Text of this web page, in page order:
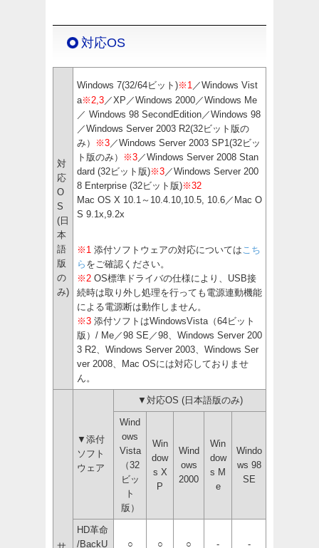
対応OS
対
応
O
S
(日
本
語
版
の
み)
Windows 7(32/64ビット)※1 ／Windows Vist
a※2,3 ／XP／Windows 2000／Windows Me
／ Windows 98 SecondEdition／Windows 98
／Windows Server 2003 R2(32ビット版の
み）
※3 ／Windows Server 2003 SP1(32ビッ
ト版のみ）
※3 ／Windows Server 2008 Stan
dard (32ビット版)※3 ／Windows Server 200
8 Enterprise (32ビット版)※32
Mac OS X 10.1～10.4.10,10.5, 10.6／Mac O
S 9.1x,9.2x
※1 添付ソフトウェアの対応については こち
ら をご確認ください。
※2 OS標準ドライバの仕様により、USB接
続時は取り外し処理を行っても電源連動機能
による電源断は動作しません。
※3 添付ソフトはWindowsVista（64ビット
版）/ Me／98 SE／98、Windows Server 200
3 R2、Windows Server 2003、Windows Ser
ver 2008、Mac OSには対応しておりませ
ん。
▼添付
ソフト
ウェア
▼対応OS (日本語版のみ)
Wind
ows
Vista
（32
ビッ
ト
版）
Win
dow
s X
P
Wind
ows
2000
Win
dow
s M
e
Windo
ws 98
SE
HD革命
/BackU
○ ○ ○ - -